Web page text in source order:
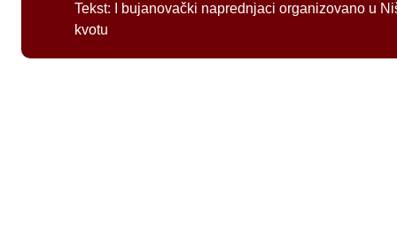
Tekst:
I bujanovački naprednjaci organizovano u
kvotu